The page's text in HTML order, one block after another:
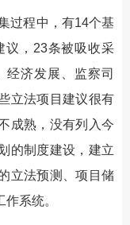
程中，有14个基
议，23条被吸收采
济发展、监察司
立法项目建议很有
成熟，没有列入今
的制度建设，建立
立法预测、项目储
系统。